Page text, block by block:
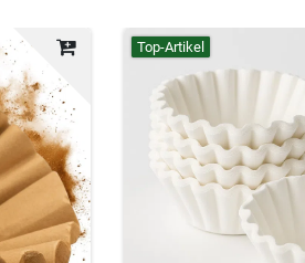
Top-Artikel